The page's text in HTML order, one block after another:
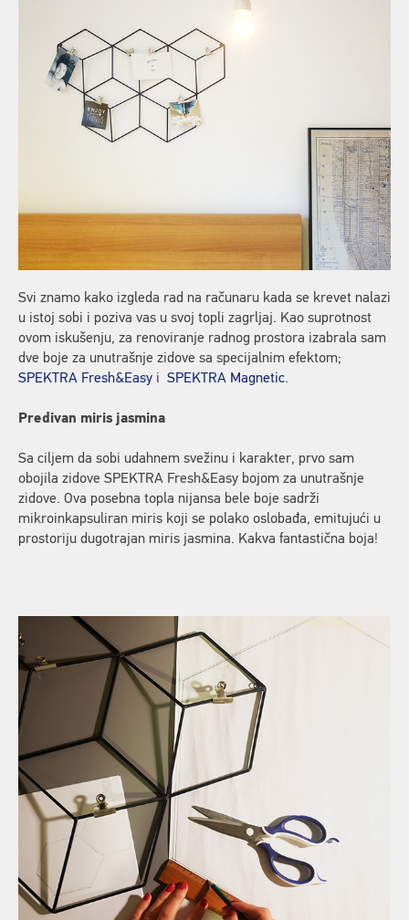
Svi znamo kako izgleda rad na računaru kada se krevet nalazi
u istoj sobi i poziva vas u svoj topli zagrljaj. Kao suprotnost
ovom iskušenju, za renoviranje radnog prostora izabrala sam
dve boje za unutrašnje zidove sa specijalnim efektom;
SPEKTRA Fresh&Easy i SPEKTRA Magnetic.
Predivan miris jasmina
Sa ciljem da sobi udahnem svežinu i karakter, prvo sam
obojila zidove SPEKTRA Fresh&Easy bojom za unutrašnje
zidove. Ova posebna topla nijansa bele boje sadrži
mikroinkapsuliran miris koji se polako oslobađa, emitujući u
prostoriju dugotrajan miris jasmina. Kakva fantastična boja!